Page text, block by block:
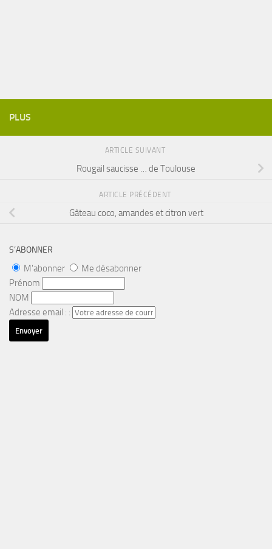
PLUS
ARTICLE SUIVANT
Rougail saucisse … de Toulouse
ARTICLE PRÉCÉDENT
Gâteau coco, amandes et citron vert
S’ABONNER
M'abonner
Me désabonner
Prénom
NOM
Adresse email : :